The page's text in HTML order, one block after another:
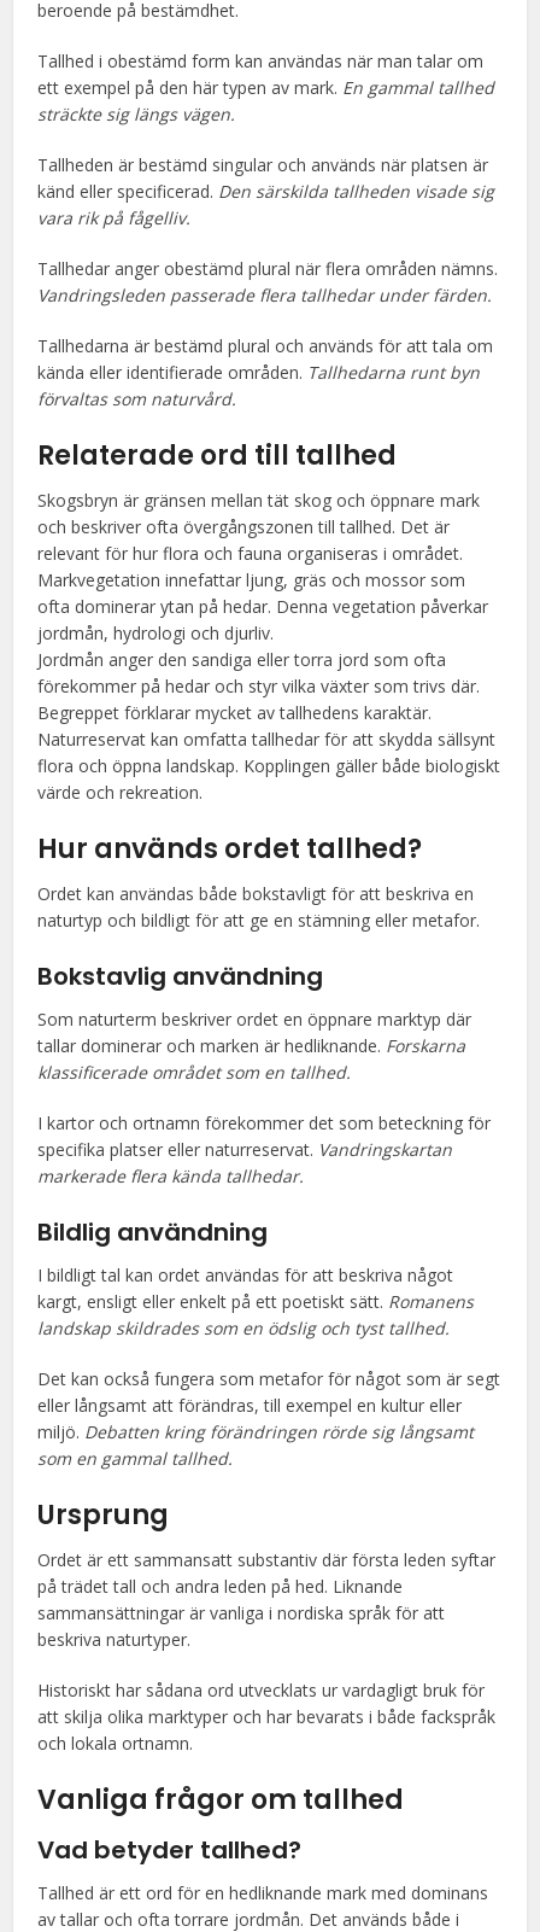
beroende på bestämdhet.
Tallhed i obestämd form kan användas när man talar om
ett exempel på den här typen av mark. En gammal tallhed
sträckte sig längs vägen.
Tallheden är bestämd singular och används när platsen är
känd eller specificerad. Den särskilda tallheden visade sig
vara rik på fågelliv.
Tallhedar anger obestämd plural när flera områden nämns.
Vandringsleden passerade flera tallhedar under färden.
Tallhedarna är bestämd plural och används för att tala om
kända eller identifierade områden. Tallhedarna runt byn
förvaltas som naturvård.
Relaterade ord till tallhed
Skogsbryn är gränsen mellan tät skog och öppnare mark
och beskriver ofta övergångszonen till tallhed. Det är
relevant för hur flora och fauna organiseras i området.
Markvegetation innefattar ljung, gräs och mossor som
ofta dominerar ytan på hedar. Denna vegetation påverkar
jordmån, hydrologi och djurliv.
Jordmån anger den sandiga eller torra jord som ofta
förekommer på hedar och styr vilka växter som trivs där.
Begreppet förklarar mycket av tallhedens karaktär.
Naturreservat kan omfatta tallhedar för att skydda sällsynt
flora och öppna landskap. Kopplingen gäller både biologiskt
värde och rekreation.
Hur används ordet tallhed?
Ordet kan användas både bokstavligt för att beskriva en
naturtyp och bildligt för att ge en stämning eller metafor.
Bokstavlig användning
Som naturterm beskriver ordet en öppnare marktyp där
tallar dominerar och marken är hedliknande. Forskarna
klassificerade området som en tallhed.
I kartor och ortnamn förekommer det som beteckning för
specifika platser eller naturreservat. Vandringskartan
markerade flera kända tallhedar.
Bildlig användning
I bildligt tal kan ordet användas för att beskriva något
kargt, ensligt eller enkelt på ett poetiskt sätt. Romanens
landskap skildrades som en ödslig och tyst tallhed.
Det kan också fungera som metafor för något som är segt
eller långsamt att förändras, till exempel en kultur eller
miljö. Debatten kring förändringen rörde sig långsamt
som en gammal tallhed.
Ursprung
Ordet är ett sammansatt substantiv där första leden syftar
på trädet tall och andra leden på hed. Liknande
sammansättningar är vanliga i nordiska språk för att
beskriva naturtyper.
Historiskt har sådana ord utvecklats ur vardagligt bruk för
att skilja olika marktyper och har bevarats i både fackspråk
och lokala ortnamn.
Vanliga frågor om tallhed
Vad betyder tallhed?
Tallhed är ett ord för en hedliknande mark med dominans
av tallar och ofta torrare jordmån. Det används både i